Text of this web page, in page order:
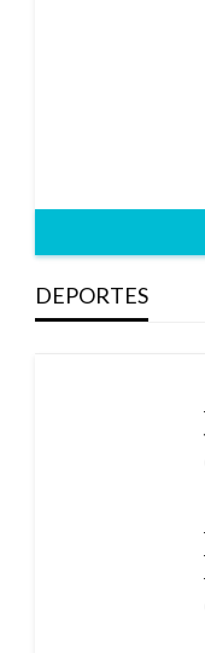
DEPORTES